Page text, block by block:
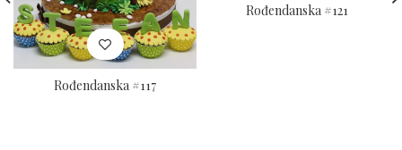
Rođendanska #117
Rođendanska #121